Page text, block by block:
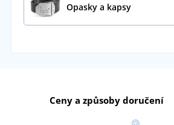
Opasky a kapsy
Ceny a způsoby doručení